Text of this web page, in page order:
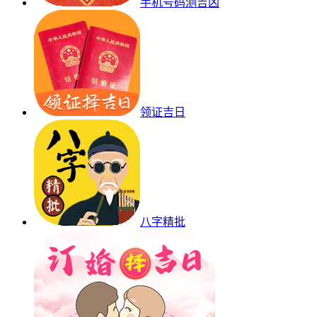
领证吉日
八字精批